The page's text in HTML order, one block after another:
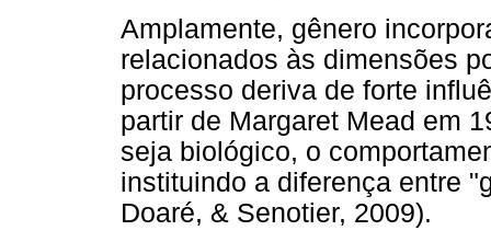
Amplamente, gênero
relacionados às dimensões
processo deriva de forte
partir de Margaret Mead em
seja biológico, o
instituindo a diferença entre
Doaré, & Senotier, 2009).